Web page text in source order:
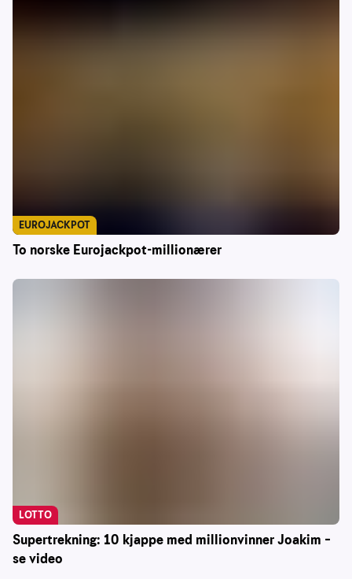
To norske Eurojackpot-millionærer
EUROJACKPOT
Supertrekning: 10 kjappe med millionvinner Joakim –
se video
LOTTO